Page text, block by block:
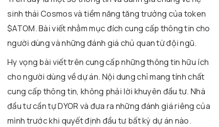
sinh thái Cosmos và tiềm năng tăng trưởng của token
$ATOM. Bài viết nhằm mục đích cung cấp thông tin cho
người dùng và những đánh giá chủ quan từ đội ngũ.
Hy vọng bài viết trên cung cấp những thông tin hữu ích
cho người dùng về dự án. Nội dung chỉ mang tính chất
cung cấp thông tin, không phải lời khuyên đầu tư. Nhà
đầu tư cần tự DYOR và đưa ra những đánh giá riêng của
mình trước khi quyết định đầu tư bất kỳ dự án nào.